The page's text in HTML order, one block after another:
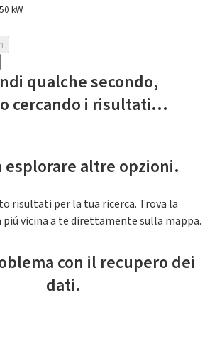
kW
qualche secondo,
cercando i risultati...
esplorare altre opzioni.
risultati per la tua ricerca. Trova la
vicina a te direttamente sulla mappa.
con il recupero dei
dati.